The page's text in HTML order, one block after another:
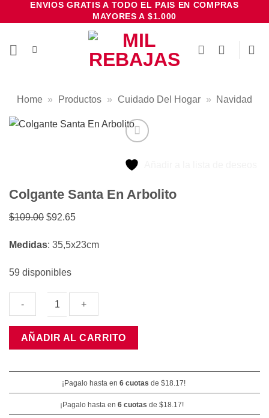
al
ENVIOS GRATIS A TODO EL PAIS EN COMPRAS
MAYORES A $1.000
Home » Productos » Cuidado Del Hogar » Navidad
Colgante Santa En Arbolito
$109.00 El
original
$109.00.
$92.65El
actual
Medidas: 35,5x23cm
59 disponibles
Colgante
Arbolito
AÑADIR AL CARRITO
¡Pagalo hasta en 6 cuotas de $18.17!
¡Pagalo hasta en 6 cuotas de $18.17!